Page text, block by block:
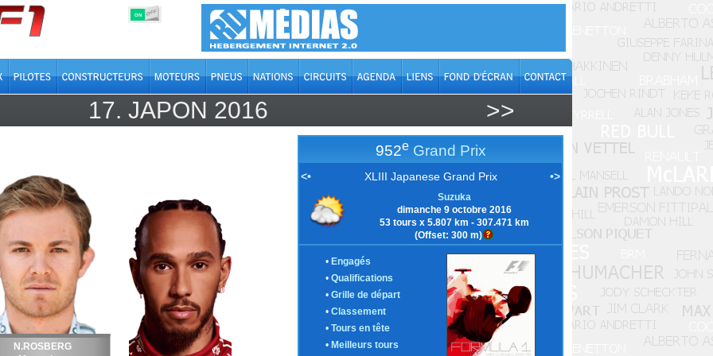
ON OFF
17. JAPON 2016 >>
N.ROSBERG
952e Grand Prix
<• XLIII Japanese Grand Prix •>
Suzuka
dimanche 9 octobre 2016
53 tours x 5.807 km - 307.471 km
(Offset: 300 m)
• Engagés
• Qualifications
• Grille de départ
• Classement
• Tours en tête
• Meilleurs tours